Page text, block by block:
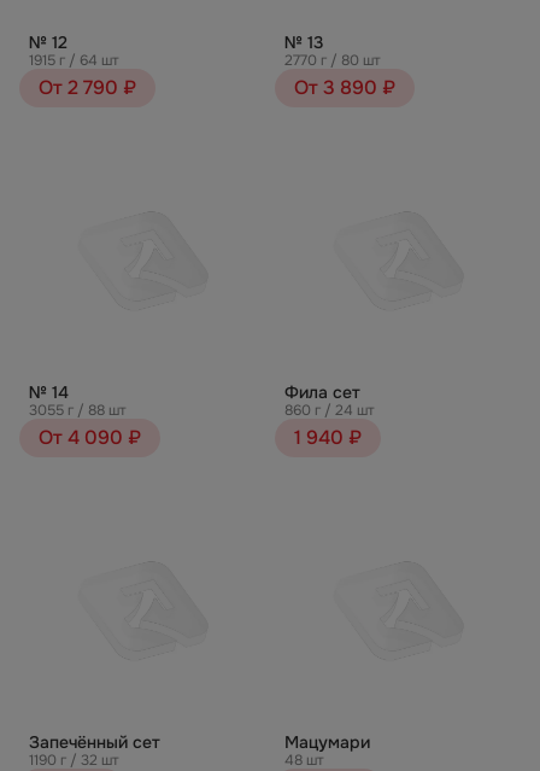
№ 12
1915 г / 64 шт
От 2 790 ₽
№ 13
2770 г / 80 шт
От 3 890 ₽
№ 14
3055 г / 88 шт
От 4 090 ₽
Фила сет
860 г / 24 шт
1 940 ₽
Запечённый сет
1190 г / 32 шт
Мацумари
48 шт